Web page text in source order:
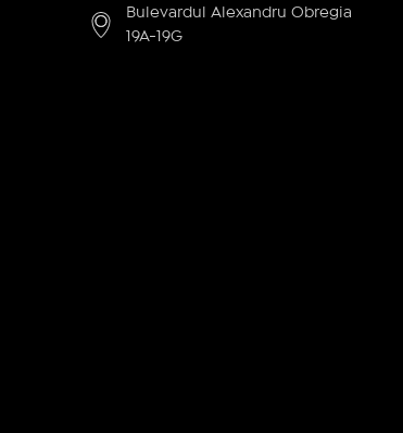
Bulevardul Alexandru Obregia
19A-19G